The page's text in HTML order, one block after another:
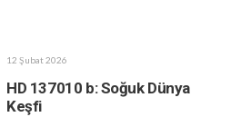
12 Şubat 2026
HD 137010 b: Soğuk Dünya
Keşfi